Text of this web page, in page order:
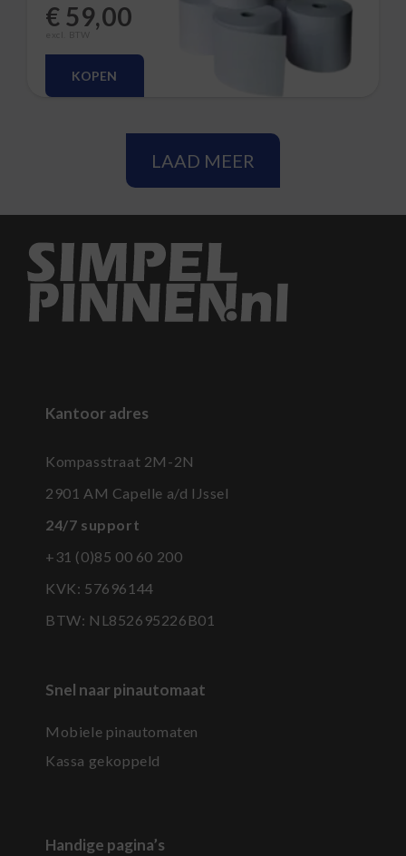
€ 59,00
KOPEN
LAAD MEER
Kantoor adres
Kompasstraat 2M-2N
2901 AM Capelle a/d IJssel
24/7 support
+31 (0)85 00 60 200
KVK: 57696144
BTW: NL852695226B01
Snel naar pinautomaat
Mobiele pinautomaten
Kassa gekoppeld
Handige pagina’s